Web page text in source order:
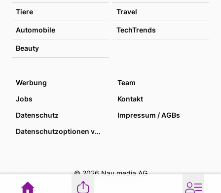
Tiere Travel
Automobile TechTrends
Beauty
Werbung
Team
Jobs
Kontakt
Datenschutz
Impressum / AGBs
Datenschutzoptionen verwalten
© 2026 Nau media AG